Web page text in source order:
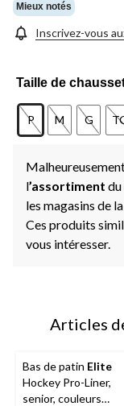
Mieux notés
Inscrivez-vous
Taille de
P M G
l’assortiment du
les magasins de
Ces produits
vous intéresser.
Articles
Bas de patin Elite
Hockey Pro-Liner,
senior, couleurs